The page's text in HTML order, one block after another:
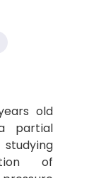
old
partial
of